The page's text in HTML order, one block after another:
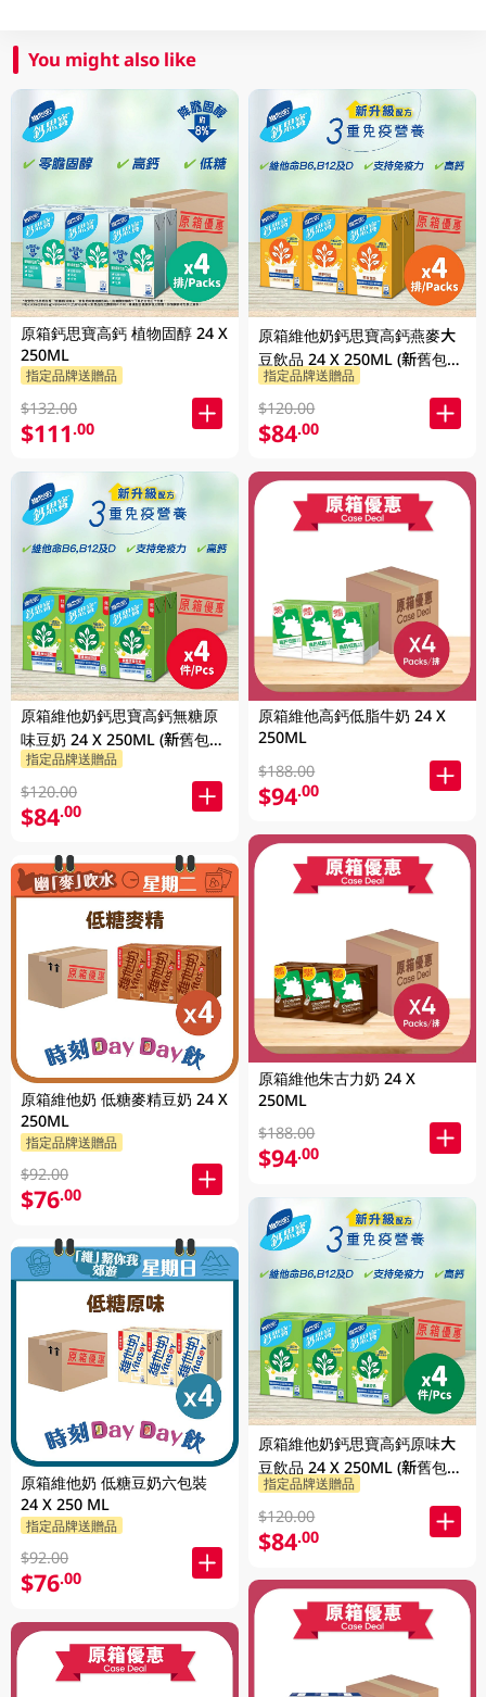
You might also like
原箱鈣思寶高鈣 植物固醇 24 X
250ML
指定品牌送贈品
$132.00
$111.00
原箱維他奶鈣思寶高鈣無糖原
味豆奶 24 X 250ML (新舊包裝
隨機發貨)
指定品牌送贈品
$120.00
$84.00
原箱維他奶 低糖麥精豆奶 24 X
250ML
指定品牌送贈品
$92.00
$76.00
原箱維他奶 低糖豆奶六包裝
24 X 250 ML
指定品牌送贈品
$92.00
$76.00
原箱維他奶鈣思寶高鈣燕麥大
豆飲品 24 X 250ML (新舊包裝
隨機發貨)
指定品牌送贈品
$120.00
$84.00
原箱維他高鈣低脂牛奶 24 X
250ML
$188.00
$94.00
原箱維他朱古力奶 24 X
250ML
$188.00
$94.00
原箱維他奶鈣思寶高鈣原味大
豆飲品 24 X 250ML (新舊包裝
隨機發貨)
指定品牌送贈品
$120.00
$84.00